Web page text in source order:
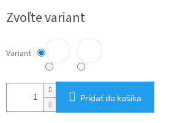
cena:
Zvoľte variant
Variant
Pridať do košíka